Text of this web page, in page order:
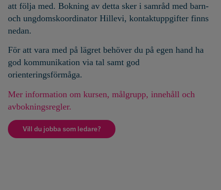
att följa med. Bokning av detta sker i samråd med barn-
och ungdomskoordinator Hillevi, kontaktuppgifter finns
nedan.
För att vara med på lägret behöver du på egen hand ha
god kommunikation via tal samt god
orienteringsförmåga.
Mer information om kursen, målgrupp, innehåll och
avbokningsregler.
Vill du jobba som ledare?